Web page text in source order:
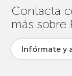
Contacta
más sobre
Infórmate y